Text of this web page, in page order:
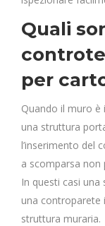
Quali
per
Quando il muro
una struttura
l’inserimento del
a scomparsa non
In questi casi
una controparete
struttura muraria.